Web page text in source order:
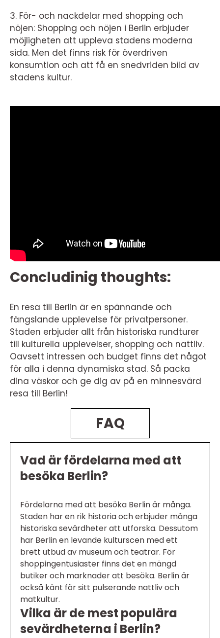
3. För- och nackdelar med shopping och
nöjen: Shopping och nöjen i Berlin erbjuder
möjligheten att uppleva stadens moderna
sida. Men det finns risk för överdriven
konsumtion och att få en snedvriden bild av
stadens kultur.
Concludinig thoughts:
En resa till Berlin är en spännande och
fängslande upplevelse för privatpersoner.
Staden erbjuder allt från historiska rundturer
till kulturella upplevelser, shopping och nattliv.
Oavsett intressen och budget finns det något
för alla i denna dynamiska stad. Så packa
dina väskor och ge dig av på en minnesvärd
resa till Berlin!
FAQ
Vad är fördelarna med att
besöka Berlin?
Fördelarna med att besöka Berlin är många.
Staden har en rik historia och erbjuder många
historiska sevärdheter att utforska. Dessutom
har Berlin en levande kulturscen med ett
brett utbud av museum och teatrar. För
shoppingentusiaster finns det en mängd
butiker och marknader att besöka. Berlin är
också känt för sitt pulserande nattliv och
matkultur.
Vilka är de mest populära
sevärdheterna i Berlin?